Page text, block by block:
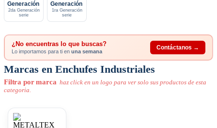
Generación
2da Generación
serie
Generación
1ra Generación
serie
¿No encuentras lo que buscas?
Lo importamos para ti en una semana
Contáctanos →
Marcas en Enchufes Industriales
Filtra por marca haz click en un logo para ver solo sus productos de esta
categoria.